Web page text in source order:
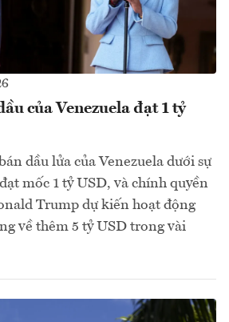
của Venezuela đạt 1 tỷ
dầu lửa của Venezuela dưới sự
mốc 1 tỷ USD, và chính quyền
Trump dự kiến hoạt động
về thêm 5 tỷ USD trong vài